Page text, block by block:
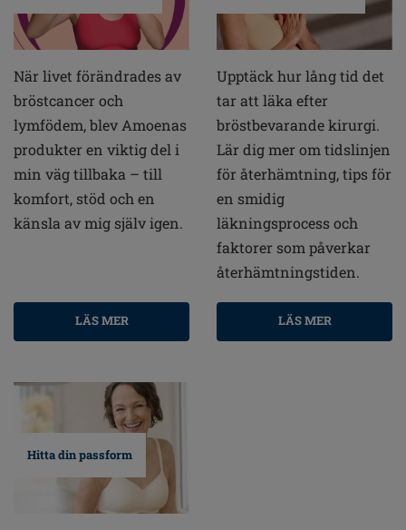
När livet förändrades av
bröstcancer och
lymfödem, blev Amoenas
produkter en viktig del i
min väg tillbaka – till
komfort, stöd och en
känsla av mig själv igen.
LÄS MER
Upptäck hur lång tid det
tar att läka efter
bröstbevarande kirurgi.
Lär dig mer om tidslinjen
för återhämtning, tips för
en smidig
läkningsprocess och
faktorer som påverkar
återhämtningstiden.
LÄS MER
Hitta din passform